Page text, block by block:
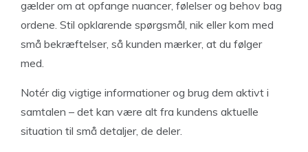
gælder om at opfange nuancer, følelser og behov bag
ordene. Stil opklarende spørgsmål, nik eller kom med
små bekræftelser, så kunden mærker, at du følger
med.
Notér dig vigtige informationer og brug dem aktivt i
samtalen – det kan være alt fra kundens aktuelle
situation til små detaljer, de deler.